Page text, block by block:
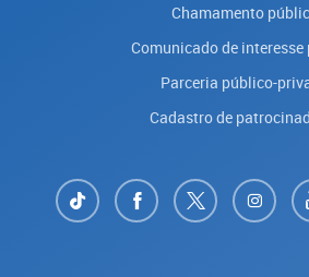
Chamamento
Comunicado de
Parceria público-
Cadastro de